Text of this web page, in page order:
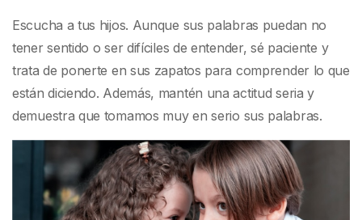
Escucha a tus hijos. Aunque sus palabras puedan no
tener sentido o ser difíciles de entender, sé paciente y
trata de ponerte en sus zapatos para comprender lo que
están diciendo. Además, mantén una actitud seria y
demuestra que tomamos muy en serio sus palabras.